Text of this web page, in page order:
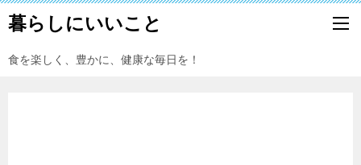
暮らしにいいこと
食を楽しく、豊かに、健康な毎日を！